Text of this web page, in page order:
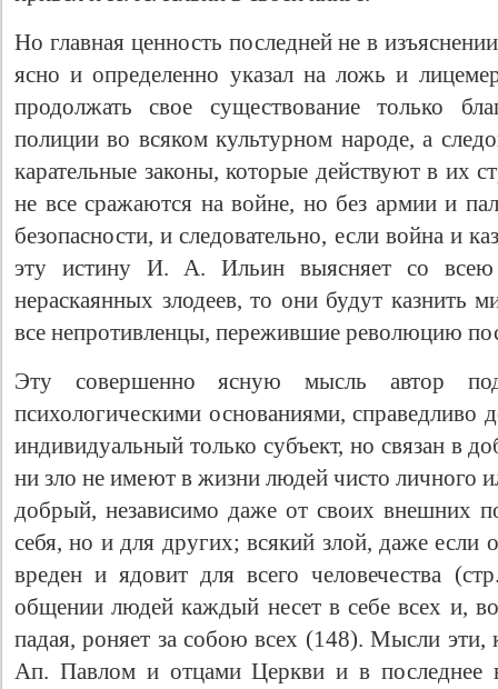
Но главная ценность последней не в
ясно и определенно указал на ложь и
продолжать свое существование только
полиции во всяком культурном народе, а
карательные законы, которые действуют в их
не все сражаются на войне, но без армии и
безопасности, и следовательно, если война и
эту истину И. А. Ильин выясняет со всею
нераскаянных злодеев, то они будут казнить
все непротивленцы, пережившие революцию
Эту совершенно ясную мысль автор
психологическими основаниями, справедливо
индивидуальный только субъект, но связан в
ни зло не имеют в жизни людей чисто личного
добрый, независимо даже от своих внешних
себя, но и для других; всякий злой, даже если
вреден и ядовит для всего человечества
общении людей каждый несет в себе всех и,
падая, роняет за собою всех (148). Мысли эти,
Ап. Павлом и отцами Церкви и в последнее